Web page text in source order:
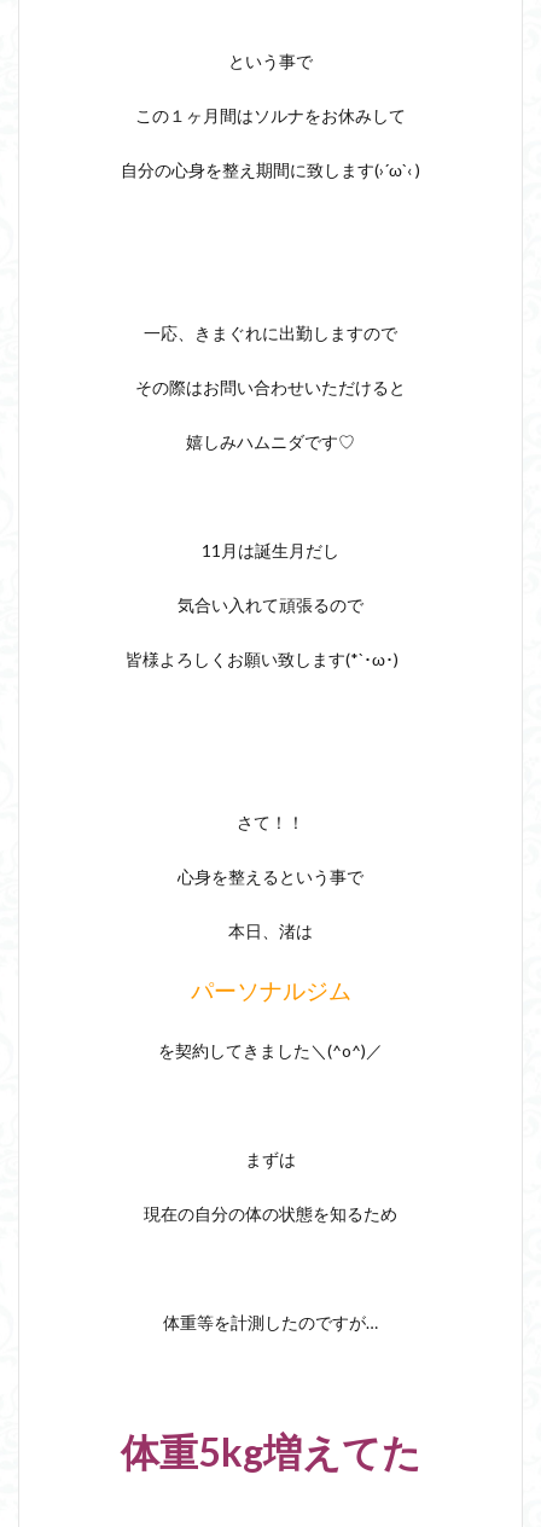
という事で
この１ヶ月間はソルナをお休みして
自分の心身を整え期間に致します(›´ω`‹ )
一応、きまぐれに出勤しますので
その際はお問い合わせいただけると
嬉しみハムニダです♡
11月は誕生月だし
気合い入れて頑張るので
皆様よろしくお願い致します(*`･ω･)ゞ
さて！！
心身を整えるという事で
本日、渚は
パーソナルジム
を契約してきました＼(^o^)／
まずは
現在の自分の体の状態を知るため
体重等を計測したのですが…
体重5kg増えてた